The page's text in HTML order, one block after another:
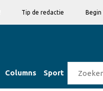
Tip de redactie
Columns Sport